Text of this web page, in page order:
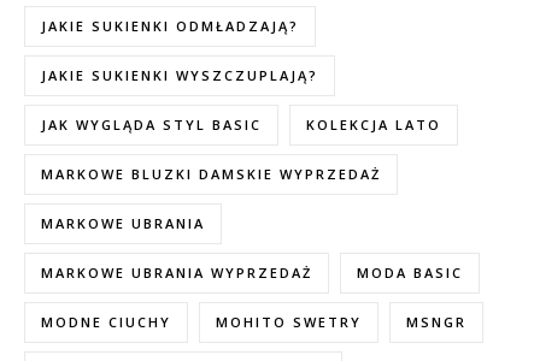
JAKIE SUKIENKI ODMŁADZAJĄ?
JAKIE SUKIENKI WYSZCZUPLAJĄ?
JAK WYGLĄDA STYL BASIC KOLEKCJA LATO
MARKOWE BLUZKI DAMSKIE WYPRZEDAŻ
MARKOWE UBRANIA
MARKOWE UBRANIA WYPRZEDAŻ MODA BASIC
MODNE CIUCHY MOHITO SWETRY MSNGR